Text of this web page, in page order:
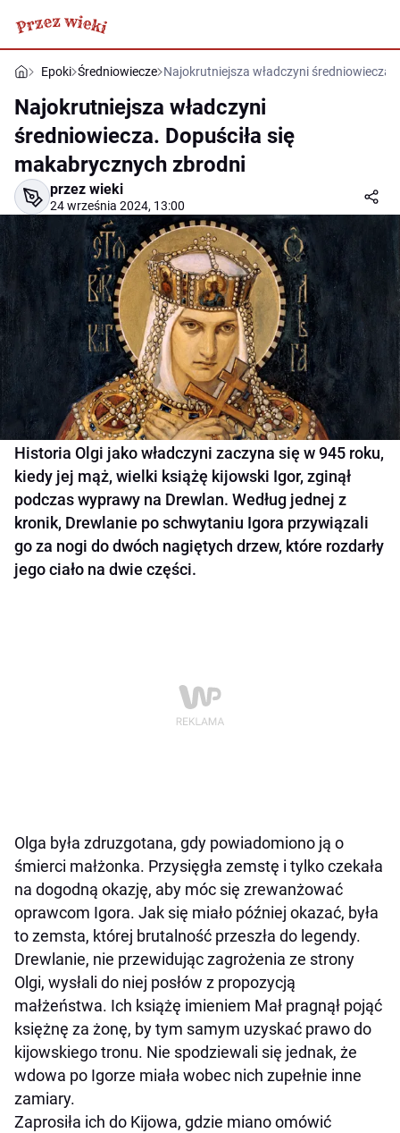
Epoki Średniowiecze Najokrutniejsza władczyni
Najokrutniejsza władczyni
średniowiecza. Dopuściła się
makabrycznych zbrodni
przez wieki
24 września 2024, 13:00
Historia Olgi jako władczyni zaczyna się w 945 roku,
kiedy jej mąż, wielki książę kijowski Igor, zginął
podczas wyprawy na Drewlan. Według jednej z
kronik, Drewlanie po schwytaniu Igora przywiązali
go za nogi do dwóch nagiętych drzew, które rozdarły
jego ciało na dwie części.
Olga była zdruzgotana, gdy powiadomiono ją o
śmierci małżonka. Przysięgła zemstę i tylko czekała
na dogodną okazję, aby móc się zrewanżować
oprawcom Igora. Jak się miało później okazać, była
to zemsta, której brutalność przeszła do legendy.
Drewlanie, nie przewidując zagrożenia ze strony
Olgi, wysłali do niej posłów z propozycją
małżeństwa. Ich książę imieniem Mał pragnął pojąć
księżnę za żonę, by tym samym uzyskać prawo do
kijowskiego tronu. Nie spodziewali się jednak, że
wdowa po Igorze miała wobec nich zupełnie inne
zamiary.
Zaprosiła ich do Kijowa, gdzie miano omówić